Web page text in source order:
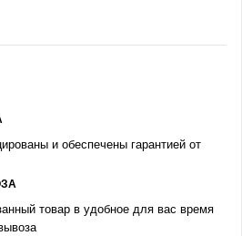
и обеспечены гарантией от
товар в удобное для вас время